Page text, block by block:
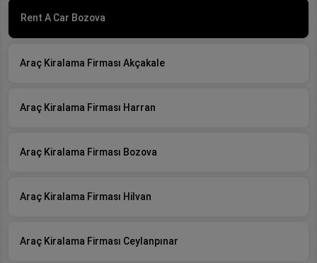
Rent A Car Bozova
Araç Kiralama Firması Akçakale
Araç Kiralama Firması Harran
Araç Kiralama Firması Bozova
Araç Kiralama Firması Hilvan
Araç Kiralama Firması Ceylanpınar